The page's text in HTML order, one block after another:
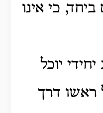
כי אינו
יוכל
ראשו דרך